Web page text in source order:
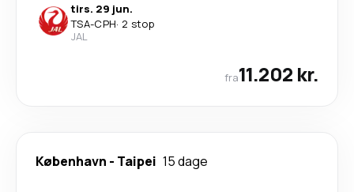
tirs. 29 jun.
TSA-CPH· 2 stop
JAL
fra11.202 kr.
København - Taipei 15 dage